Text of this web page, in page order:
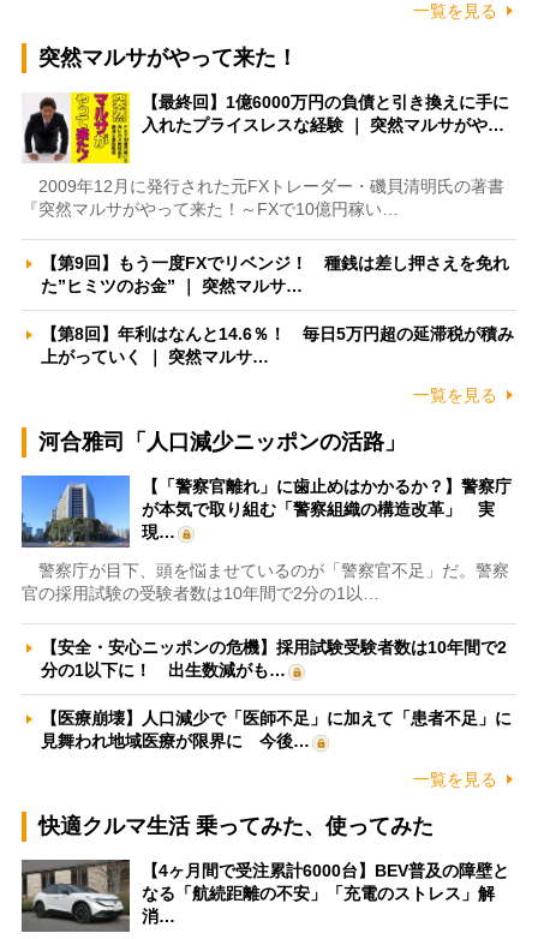
一覧を見る
突然マルサがやって来た！
【最終回】1億6000万円の負債と引き換えに手に
入れたプライスレスな経験 ｜ 突然マルサがや…
2009年12月に発行された元FXトレーダー・磯貝清明氏の著書
『突然マルサがやって来た！～FXで10億円稼い…
【第9回】もう一度FXでリベンジ！ 種銭は差し押さえを免れ
た”ヒミツのお金” ｜ 突然マルサ…
【第8回】年利はなんと14.6％！ 毎日5万円超の延滞税が積み
上がっていく ｜ 突然マルサ…
一覧を見る
河合雅司「人口減少ニッポンの活路」
【「警察官離れ」に歯止めはかかるか？】警察庁
が本気で取り組む「警察組織の構造改革」 実
現…
警察庁が目下、頭を悩ませているのが「警察官不足」だ。警察
官の採用試験の受験者数は10年間で2分の1以…
【安全・安心ニッポンの危機】採用試験受験者数は10年間で2
分の1以下に！ 出生数減がも…
【医療崩壊】人口減少で「医師不足」に加えて「患者不足」に
見舞われ地域医療が限界に 今後…
一覧を見る
快適クルマ生活 乗ってみた、使ってみた
【4ヶ月間で受注累計6000台】BEV普及の障壁と
なる「航続距離の不安」「充電のストレス」解
消…